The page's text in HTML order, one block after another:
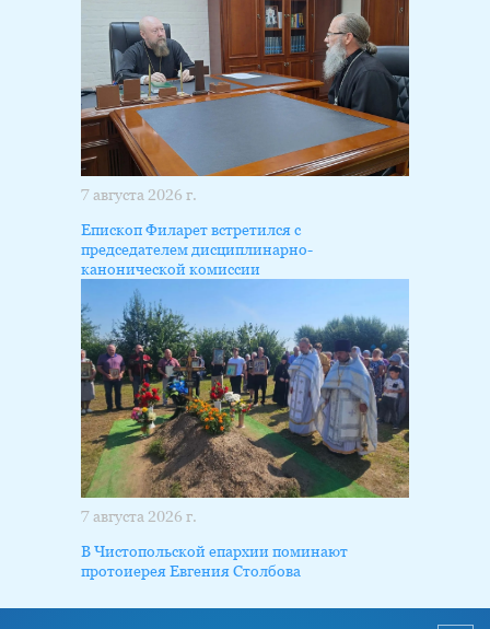
7 августа 2026 г.
Епископ Филарет встретился с
председателем дисциплинарно-
канонической комиссии
7 августа 2026 г.
В Чистопольской епархии поминают
протоиерея Евгения Столбова